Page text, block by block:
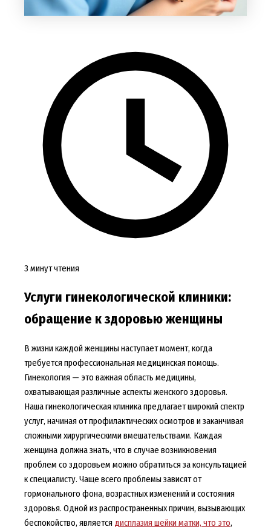
3 минут чтения
Услуги гинекологической клиники:
обращение к здоровью женщины
В жизни каждой женщины наступает момент, когда
требуется профессиональная медицинская помощь.
Гинекология — это важная область медицины,
охватывающая различные аспекты женского здоровья.
Наша гинекологическая клиника предлагает широкий спектр
услуг, начиная от профилактических осмотров и заканчивая
сложными хирургическими вмешательствами. Каждая
женщина должна знать, что в случае возникновения
проблем со здоровьем можно обратиться за консультацией
к специалисту. Чаще всего проблемы зависят от
гормонального фона, возрастных изменений и состояния
здоровья. Одной из распространенных причин, вызывающих
беспокойство, является дисплазия шейки матки, что это,